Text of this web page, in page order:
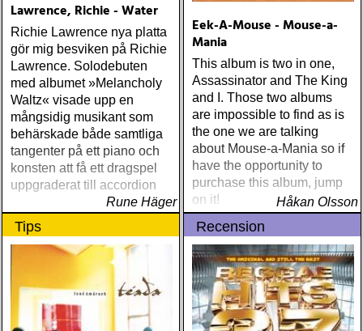
CÉLINE DION: zachary
richard : last kiss (artist
garage)
Lawrence, Richie - Water
Richie Lawrence nya platta
gör mig besviken på Richie
Lawrence. Solodebuten
med albumet »Melancholy
Waltz« visade upp en
mångsidig musikant som
behärskade både samtliga
tangenter på ett piano och
konsten att få ett dragspel
uppgraderat till accordion
Rune Häger
Eek-A-Mouse - Mouse-a-
Mania
This album is two in one,
Assassinator and The King
and I. Those two albums
are impossible to find as is
the one we are talking
about Mouse-a-Mania so if
have the opportunity to
purchase this album, jump
on it!
Håkan Olsson
Tips Recension